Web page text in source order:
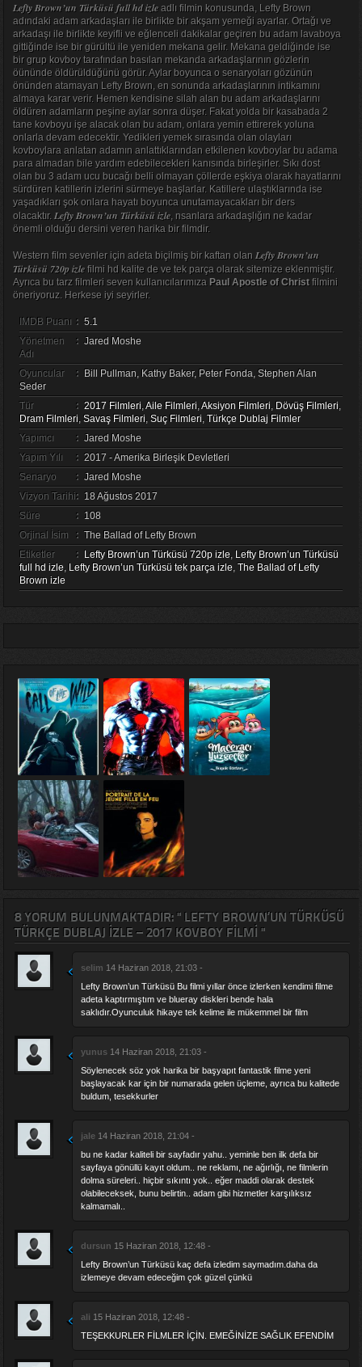
Lefty Brown’un Türküsü full hd izleadlı filmin konusunda, Lefty Brown
adındaki adam arkadaşları ile birlikte bir akşam yemeği ayarlar. Ortağı ve
arkadaşı ile birlikte keyifli ve eğlenceli dakikalar geçiren bu adam lavaboya
gittiğinde ise bir gürültü ile yeniden mekana gelir. Mekana geldiğinde ise
bir grup kovboy tarafından basılan mekanda arkadaşlarının gözlerin
öününde öldürüldüğünü görür. Aylar boyunca o senaryoları gözünün
önünden atamayan Lefty Brown, en sonunda arkadaşlarının intikamını
almaya karar verir. Hemen kendisine silah alan bu adam arkadaşlarını
öldüren adamların peşine aylar sonra düşer. Fakat yolda bir kasabada 2
tane kovboyu işe alacak olan bu adam, onlara yemin ettirerek yoluna
onlarla devam edecektir. Yedikleri yemek sırasında olan olayları
kovboylara anlatan adamın anlattıklarından etkilenen kovboylar bu adama
para almadan bile yardım edebilecekleri kanısında birleşirler. Sıkı dost
olan bu 3 adam ucu bucağı belli olmayan çöllerde eşkiya olarak hayatlarını
sürdüren katillerin izlerini sürmeye başlarlar. Katillere ulaştıklarında ise
yaşadıkları şok onlara hayatı boyunca unutamayacakları bir ders
olacaktır. Lefty Brown’un Türküsü izle, nsanlara arkadaşlığın ne kadar
önemli olduğu dersini veren harika bir filmdir.
Western film sevenler için adeta biçilmiş bir kaftan olan Lefty Brown’un
Türküsü 720p izlefilmi hd kalite de ve tek parça olarak sitemize eklenmiştir.
Ayrıca bu tarz filmleri seven kullanıcılarımıza Paul Apostle of Christfilmini
öneriyoruz. Herkese iyi seyirler.
IMDB Puanı : 5.1
Yönetmen
Adı
: Jared Moshe
Oyuncular : Bill Pullman, Kathy Baker, Peter Fonda, Stephen Alan
Seder
Tür
: 2017 Filmleri,Aile Filmleri,Aksiyon Filmleri, Dövüş Filmleri,
Dram Filmleri, Savaş Filmleri, Suç Filmleri, Türkçe Dublaj Filmler
Yapımcı
: Jared Moshe
Yapım Yılı
: 2017 - Amerika Birleşik Devletleri
Senaryo
: Jared Moshe
Vizyon Tarihi: 18 Ağustos 2017
Süre
: 108
Orjinal İsim
: The Ballad of Lefty Brown
Etiketler
: Lefty Brown’un Türküsü 720p izle, Lefty Brown’un Türküsü
full hd izle, Lefty Brown’un Türküsü tek parça izle, The Ballad of Lefty
Brown izle
8 YORUM BULUNMAKTADIR: " LEFTY BROWN’UN TÜRKÜSÜ
TÜRKÇE DUBLAJ IZLE – 2017 KOVBOY FILMI "
selim 14 Haziran 2018, 21:03 -
Lefty Brown’un Türküsü Bu filmi yıllar önce izlerken kendimi filme
adeta kaptırmıştım ve blueray diskleri bende hala
saklıdır.Oyunculuk hikaye tek kelime ile mükemmel bir film
yunus 14 Haziran 2018, 21:03 -
Söylenecek söz yok harika bir başyapıt fantastik filme yeni
başlayacak kar için bir numarada gelen üçleme, ayrıca bu kalitede
buldum, tesekkurler
jale 14 Haziran 2018, 21:04 -
bu ne kadar kaliteli bir sayfadır yahu.. yeminle ben ilk defa bir
sayfaya gönüllü kayıt oldum.. ne reklamı, ne ağırlığı, ne filmlerin
dolma süreleri.. hiçbir sıkıntı yok.. eğer maddi olarak destek
olabileceksek, bunu belirtin.. adam gibi hizmetler karşılıksız
kalmamalı..
dursun 15 Haziran 2018, 12:48 -
Lefty Brown’un Türküsü kaç defa izledim saymadım.daha da
izlemeye devam edeceğim çok güzel çünkü
ali 15 Haziran 2018, 12:48 -
TEŞEKKURLER FİLMLER İÇİN. EMEĞİNİZE SAĞLIK EFENDİM